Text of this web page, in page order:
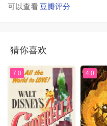
可以查看 豆瓣评分
猜你喜欢
7.0 4.0